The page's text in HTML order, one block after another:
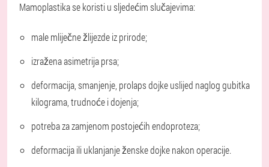
Mamoplastika se koristi u sljedećim slučajevima:
male mliječne žlijezde iz prirode;
izražena asimetrija prsa;
deformacija, smanjenje, prolaps dojke uslijed naglog gubitka
kilograma, trudnoće i dojenja;
potreba za zamjenom postojećih endoproteza;
deformacija ili uklanjanje ženske dojke nakon operacije.